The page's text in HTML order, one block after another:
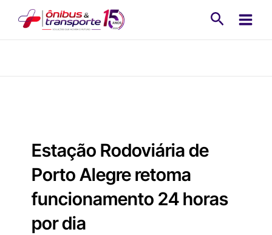
Estação Rodoviária de
Porto Alegre retoma
funcionamento 24 horas
por dia